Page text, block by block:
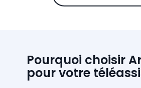
Pourquoi choisir
pour votre